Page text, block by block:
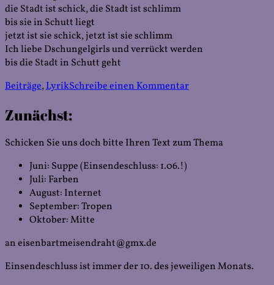
die Stadt ist schick, die Stadt ist schlimm
bis sie in Schutt liegt
jetzt ist sie schick, jetzt ist sie schlimm
Ich liebe Dschungelgirls und verrückt werden
bis die Stadt in Schutt geht
Veröffentlicht
Kategorien
Beiträge,LyrikSchreibe einen Kommentarzu
Sanchez:
Zunächst:
Schicken Sie uns doch bitte Ihren Text zum Thema
Juni: Suppe (Einsendeschluss: 1.06.!)
Juli: Farben
August: Internet
September: Tropen
Oktober: Mitte
an eisenbartmeisendraht@gmx.de
Einsendeschluss ist immer der 10. des jeweiligen Monats.